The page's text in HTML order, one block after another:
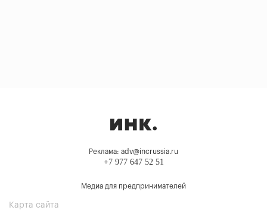
Реклама: adv@incrussia.ru
+7 977 647 52 51
Медиа для предпринимателей
Карта сайта